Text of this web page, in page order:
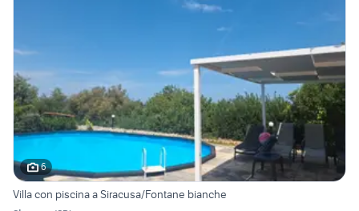
6
Villa con piscina a Siracusa/Fontane bianche